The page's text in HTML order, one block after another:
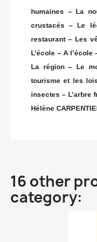
humaines – La
crustacés – Le
restaurant – Les
L’école – A
La région – Le
tourisme et les
insectes – L’arbre
Hélène
16 other
category: